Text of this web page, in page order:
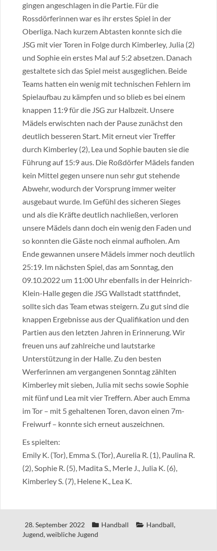
gingen angeschlagen in die Partie. Für die
Rossdörferinnen war es ihr erstes Spiel in der
Oberliga. Nach kurzem Abtasten konnte sich die
JSG mit vier Toren in Folge durch Kimberley, Julia (2)
und Sophie ein erstes Mal auf 5:2 absetzen. Danach
gestaltete sich das Spiel meist ausgeglichen. Beide
Teams hatten ein wenig mit technischen Fehlern im
Spielaufbau zu kämpfen und so blieb es bei einem
knappen 11:9 für die JSG zur Halbzeit. Unsere
Mädels erwischten nach der Pause zunächst den
deutlich besseren Start. Mit erneut vier Treffer
durch Kimberley (2), Lea und Sophie bauten sie die
Führung auf 15:9 aus. Die Roßdörfer Mädels fanden
kein Mittel gegen unsere nun sehr gut stehende
Abwehr, wodurch der Vorsprung immer weiter
ausgebaut wurde. Im Gefühl des sicheren Sieges
und als die Kräfte deutlich nachließen, verloren
unsere Mädels dann doch ein wenig den Faden und
so konnten die Gäste noch einmal aufholen. Am
Ende gewannen unsere Mädels immer noch deutlich
25:19. Im nächsten Spiel, das am Sonntag, den
09.10.2022 um 11:00 Uhr ebenfalls in der Heinrich-
Klein-Halle gegen die JSG Wallstadt stattfindet,
sollte sich das Team etwas steigern. Zu gut sind die
knappen Ergebnisse aus der Qualifikation und den
Partien aus den letzten Jahren in Erinnerung. Wir
freuen uns auf zahlreiche und lautstarke
Unterstützung in der Halle. Zu den besten
Werferinnen am vergangenen Sonntag zählten
Kimberley mit sieben, Julia mit sechs sowie Sophie
mit fünf und Lea mit vier Treffern. Aber auch Emma
im Tor – mit 5 gehaltenen Toren, davon einen 7m-
Freiwurf – konnte sich erneut auszeichnen.
Es spielten:
Emily K. (Tor), Emma S. (Tor), Aurelia R. (1), Paulina R.
(2), Sophie R. (5), Madita S., Merle J., Julia K. (6),
Kimberley S. (7), Helene K., Lea K.
28. September 2022 Handball Handball,
Jugend,weibliche Jugend